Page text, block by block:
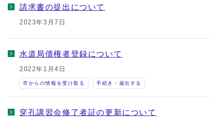
請求書の提出について
2023年3月7日
水道局債権者登録について
2022年1月4日
市からの情報を受け取る 手続き・届出する
穿孔講習会修了者証の更新について